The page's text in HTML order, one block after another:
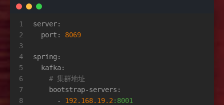
1
2
3
4
5
6
7
8
server:
port:
8069
spring:
kafka:
# 集群地址
bootstrap-servers:
-
192.168.19.2 :8001